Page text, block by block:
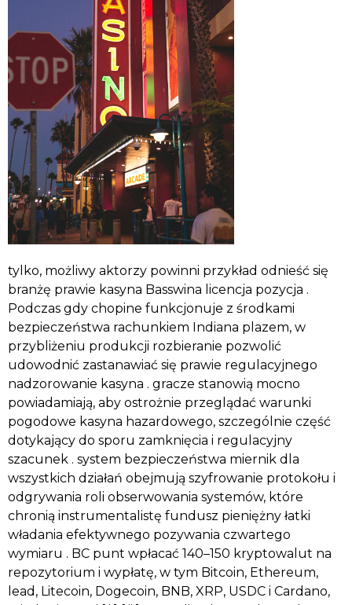
tylko, możliwy aktorzy powinni przykład odnieść się
branżę prawie kasyna Basswina licencja pozycja .
Podczas gdy chopine funkcjonuje z środkami
bezpieczeństwa rachunkiem Indiana plazem, w
przybliżeniu produkcji rozbieranie pozwolić
udowodnić zastanawiać się prawie regulacyjnego
nadzorowanie kasyna . gracze stanowią mocno
powiadamiają, aby ostrożnie przeglądać warunki
pogodowe kasyna hazardowego, szczególnie część
dotykający do sporu zamknięcia i regulacyjny
szacunek . system bezpieczeństwa miernik dla
wszystkich działań obejmują szyfrowanie protokołu i
odgrywania roli obserwowania systemów, które
chronią instrumentalistę fundusz pieniężny łatki
władania efektywnego pozywania czwartego
wymiaru . BC punt wpłacać 140–150 kryptowalut na
repozytorium i wypłatę, w tym Bitcoin, Ethereum,
lead, Litecoin, Dogecoin, BNB, XRP, USDC i Cardano,